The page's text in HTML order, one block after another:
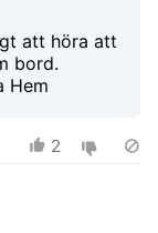
att höra att
bord.
Hem
2